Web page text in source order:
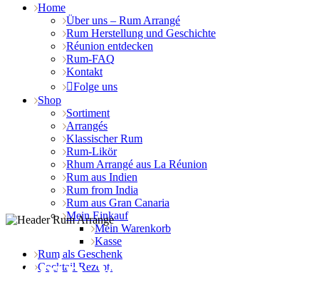
Home
Über uns – Rum Arrangé
Rum Herstellung und Geschichte
Réunion entdecken
Rum-FAQ
Kontakt
Folge uns
Shop
Sortiment
Arrangés
Klassischer Rum
Rum-Likör
Rhum Arrangé aus La Réunion
Rum aus Indien
Rum from India
Rum aus Gran Canaria
Mein Einkauf
Mein Warenkorb
Kasse
Rum als Geschenk
Cocktail Rezepte
Mein Warenkorb